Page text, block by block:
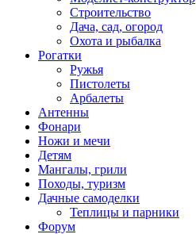
Строительство
Дача, сад, огород
Охота и рыбалка
Рогатки
Ружья
Пистолеты
Арбалеты
Антенны
Фонари
Ножи и мечи
Детям
Мангалы, грили
Походы, туризм
Дачные самоделки
Теплицы и парники
Форум